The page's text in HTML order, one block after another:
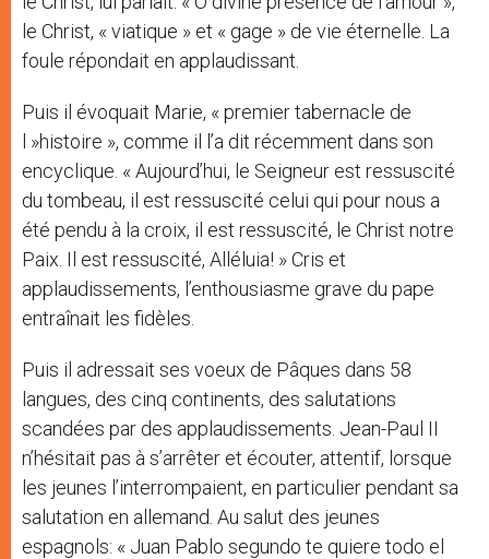
le Christ, « viatique » et « gage » de vie éternelle. La
foule répondait en applaudissant.
Puis il évoquait Marie, « premier tabernacle de
l »histoire », comme il l’a dit récemment dans son
encyclique. « Aujourd’hui, le Seigneur est ressuscité
du tombeau, il est ressuscité celui qui pour nous a
été pendu à la croix, il est ressuscité, le Christ notre
Paix. Il est ressuscité, Alléluia! » Cris et
applaudissements, l’enthousiasme grave du pape
entraînait les fidèles.
Puis il adressait ses voeux de Pâques dans 58
langues, des cinq continents, des salutations
scandées par des applaudissements. Jean-Paul II
n’hésitait pas à s’arrêter et écouter, attentif, lorsque
les jeunes l’interrompaient, en particulier pendant sa
salutation en allemand. Au salut des jeunes
espagnols: « Juan Pablo segundo te quiere todo el